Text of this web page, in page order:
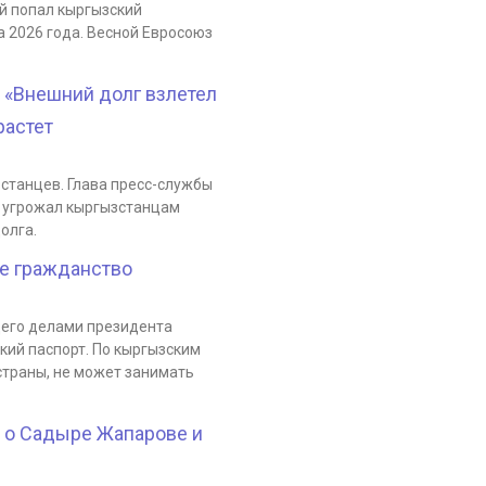
попал кыргызский
2026 года. Весной Евросоюз
долг взлетел
Глава пресс-службы
кыргызстанцам
гражданство
делами президента
паспорт. По кыргызским
не может занимать
Садыре Жапарове и